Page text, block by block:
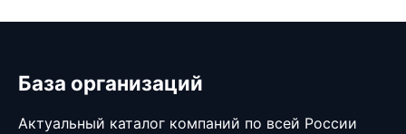
База организаций
Актуальный каталог компаний по всей России